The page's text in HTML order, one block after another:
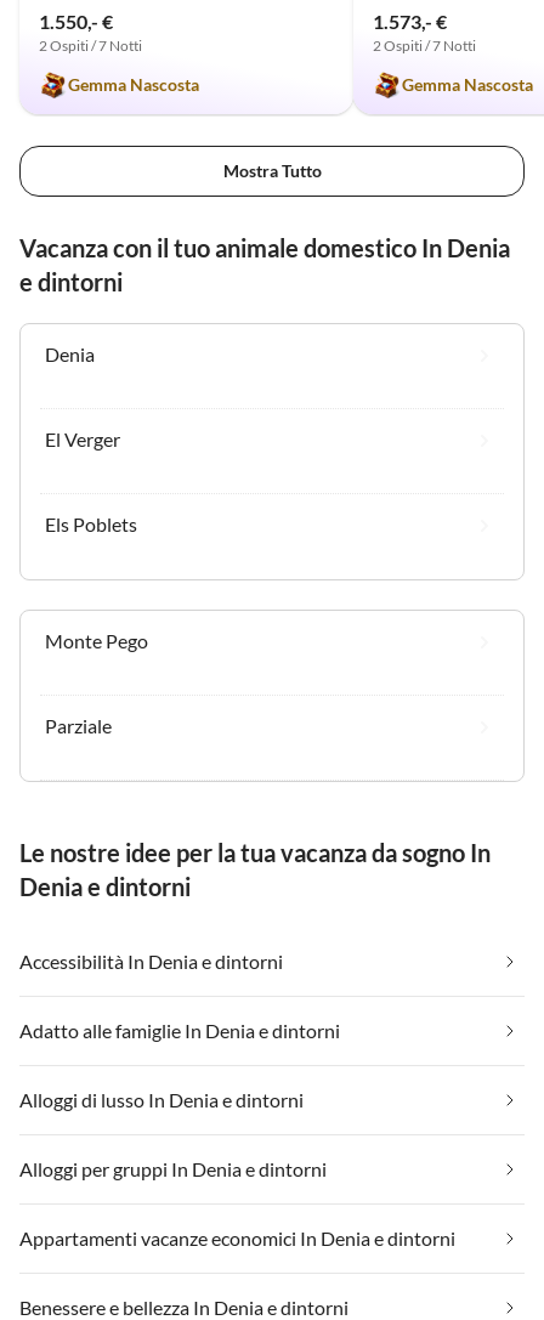
1.550,- €
2 Ospiti / 7 Notti
Gemma Nascosta
1.573,- €
2 Ospiti / 7 Notti
Gemma Nascosta
Mostra Tutto
Vacanza con il tuo animale domestico In Denia
e dintorni
Denia
El Verger
Els Poblets
Monte Pego
Parziale
Le nostre idee per la tua vacanza da sogno In
Denia e dintorni
Accessibilità In Denia e dintorni
Adatto alle famiglie In Denia e dintorni
Alloggi di lusso In Denia e dintorni
Alloggi per gruppi In Denia e dintorni
Appartamenti vacanze economici In Denia e dintorni
Benessere e bellezza In Denia e dintorni